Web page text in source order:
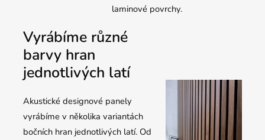
laminové povrchy.
Vyrábíme různé
barvy hran
jednotlivých latí
Akustické designové panely
vyrábíme v několika variantách
bočních hran jednotlivých latí. Od